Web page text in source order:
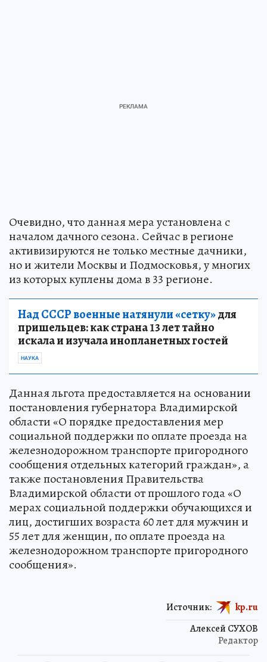
Очевидно, что данная мера установлена с
началом дачного сезона. Сейчас в регионе
активизируются не только местные дачники,
но и жители Москвы и Подмосковья, у многих
из которых куплены дома в 33 регионе.
Над СССР военные натянули «сетку»для
пришельцев: как страна 13 лет тайно
искала и изучала инопланетных гостей
НАУКА
Данная льгота предоставляется на основании
постановления губернатора Владимирской
области «О порядке предоставления мер
социальной поддержки по оплате проезда на
железнодорожном транспорте пригородного
сообщения отдельных категорий граждан», а
также постановления Правительства
Владимирской области от прошлого года «О
мерах социальной поддержки обучающихся и
лиц, достигших возраста 60 лет для мужчин и
55 лет для женщин, по оплате проезда на
железнодорожном транспорте пригородного
сообщения».
Алексей СУХОВ
Редактор
Источник: kp.ru